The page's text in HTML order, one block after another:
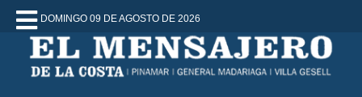
DOMINGO 09 DE AGOSTO DE 2026